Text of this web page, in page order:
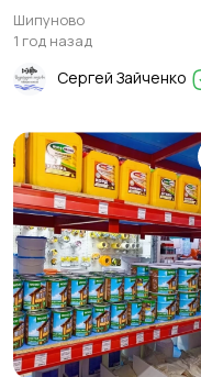
деревянных поддонов
Шипуново
1 год назад
Сергей Зайченко